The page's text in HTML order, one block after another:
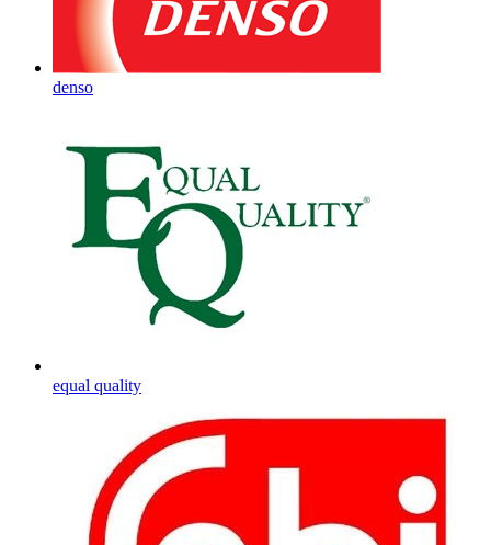
denso
equal quality